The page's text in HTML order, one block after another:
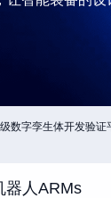
数字孪生体开发验证
器人ARMs